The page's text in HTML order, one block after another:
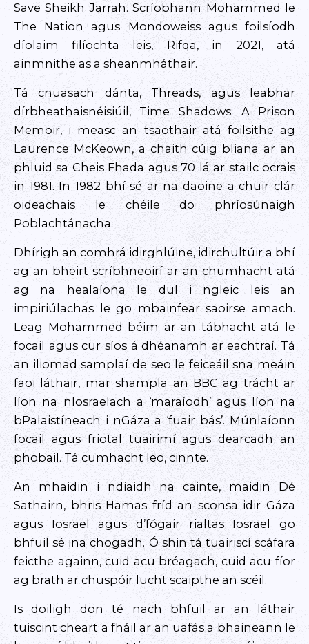
Save Sheikh Jarrah. Scríobhann Mohammed le
The Nation agus Mondoweiss agus foilsíodh
díolaim filíochta leis, Rifqa, in 2021, atá
ainmnithe as a sheanmháthair.
Tá cnuasach dánta, Threads, agus leabhar
dírbheathaisnéisiúil, Time Shadows: A Prison
Memoir, i measc an tsaothair atá foilsithe ag
Laurence McKeown, a chaith cúig bliana ar an
phluid sa Cheis Fhada agus 70 lá ar stailc ocrais
in 1981. In 1982 bhí sé ar na daoine a chuir clár
oideachais le chéile do phríosúnaigh
Poblachtánacha.
Dhírigh an comhrá idirghlúine, idirchultúir a bhí
ag an bheirt scríbhneoirí ar an chumhacht atá
ag na healaíona le dul i ngleic leis an
impiriúlachas le go mbainfear saoirse amach.
Leag Mohammed béim ar an tábhacht atá le
focail agus cur síos á dhéanamh ar eachtraí. Tá
an iliomad samplaí de seo le feiceáil sna meáin
faoi láthair, mar shampla an BBC ag trácht ar
líon na nIosraelach a ‘maraíodh’ agus líon na
bPalaistíneach i nGáza a ‘fuair bás’. Múnlaíonn
focail agus friotal tuairimí agus dearcadh an
phobail. Tá cumhacht leo, cinnte.
An mhaidin i ndiaidh na cainte, maidin Dé
Sathairn, bhris Hamas fríd an sconsa idir Gáza
agus Iosrael agus d’fógair rialtas Iosrael go
bhfuil sé ina chogadh. Ó shin tá tuairiscí scáfara
feicthe againn, cuid acu bréagach, cuid acu fíor
ag brath ar chuspóir lucht scaipthe an scéil.
Is doiligh don té nach bhfuil ar an láthair
tuiscint cheart a fháil ar an uafás a bhaineann le